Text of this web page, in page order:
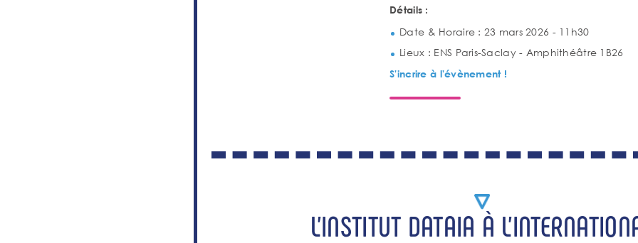
Détails :
Date & Horaire : 23 mars 2026 - 11h30
Lieux : ENS Paris-Saclay - Amphithéâtre 1B26
S'incrire à l'évènement !
L'INSTITUT DATAIA À